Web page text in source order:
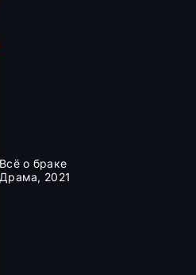
Всё о браке
Драма, 2021